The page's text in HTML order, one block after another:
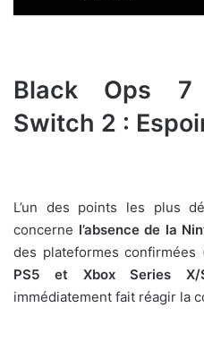
Black Ops 7
Switch 2 :
L’un des points les plus
concerne l’absence de la
des plateformes confirmées
PS5 et Xbox Series X/
immédiatement fait réagir la